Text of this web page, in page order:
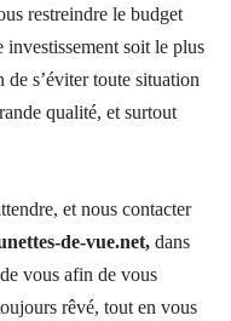
restreindre le budget
soit le plus
s’éviter toute situation
qualité, et surtout
et nous contacter
de-vue.net, dans
vous afin de vous
rêvé, tout en vous